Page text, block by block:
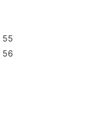
55
56